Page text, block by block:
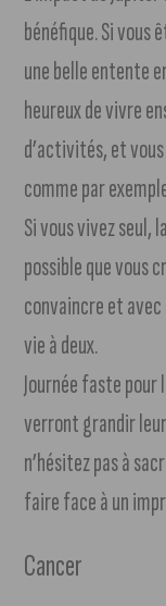
bénéfique. Si vous
une belle entente
heureux de vivre
d’activités, et
comme par
Si vous vivez
possible que vous
convaincre et avec
vie à deux.
Journée faste
verront grandir
n’hésitez pas à
faire face à un
Cancer